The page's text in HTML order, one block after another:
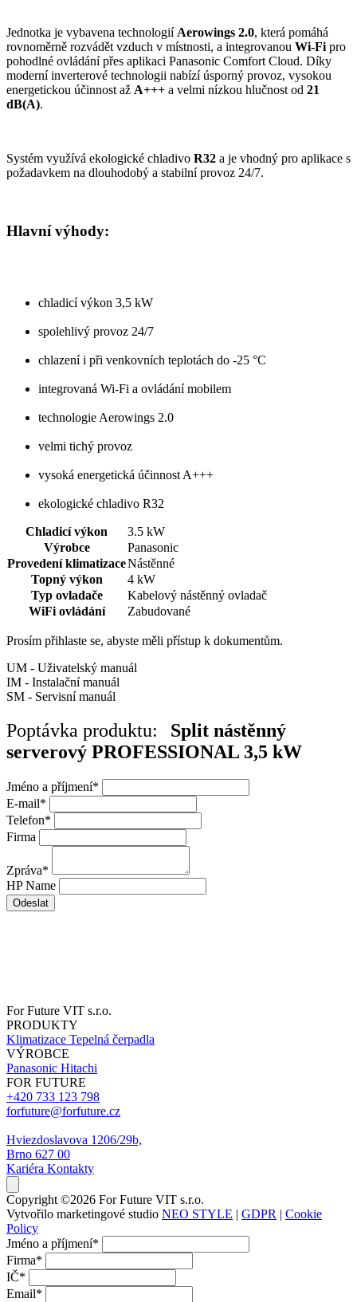
Jednotka je vybavena technologií Aerowings 2.0, která pomáhá
rovnoměrně rozvádět vzduch v místnosti, a integrovanou Wi-Fi pro
pohodlné ovládání přes aplikaci Panasonic Comfort Cloud. Díky
moderní inverterové technologii nabízí úsporný provoz, vysokou
energetickou účinnost až A+++ a velmi nízkou hlučnost od 21
dB(A).
Systém využívá ekologické chladivo R32 a je vhodný pro aplikace s
požadavkem na dlouhodobý a stabilní provoz 24/7.
Hlavní výhody:
chladicí výkon 3,5 kW
spolehlivý provoz 24/7
chlazení i při venkovních teplotách do -25 °C
integrovaná Wi-Fi a ovládání mobilem
technologie Aerowings 2.0
velmi tichý provoz
vysoká energetická účinnost A+++
ekologické chladivo R32
Chladicí výkon
3.5 kW
Výrobce
Panasonic
Provedení klimatizaceNástěnné
Topný výkon
4 kW
Typ ovladače
Kabelový nástěnný ovladač
WiFi ovládání
Zabudované
Prosím přihlaste se, abyste měli přístup k dokumentům.
UM - Uživatelský manuál
IM - Instalační manuál
SM - Servisní manuál
Poptávka produktu:
Split nástěnný
serverový PROFESSIONAL 3,5 kW
Jméno a příjmení*
E-mail*
Telefon*
Firma
Zpráva*
HP Name
Odeslat
For Future VIT s.r.o.
PRODUKTY
Klimatizace Tepelná čerpadla
VÝROBCE
Panasonic Hitachi
FOR FUTURE
+420 733 123 798
forfuture@forfuture.cz
Hviezdoslavova 1206/29b,
Brno 627 00
Kariéra Kontakty
Copyright ©2026 For Future VIT s.r.o.
Vytvořilo marketingové studio NEO STYLE | GDPR | Cookie
Policy
Jméno a příjmení*
Firma*
IČ*
Email*